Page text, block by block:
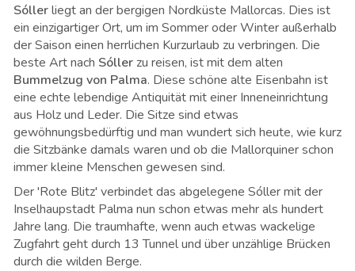
Sóllerliegt an der bergigen Nordküste Mallorcas. Dies ist
ein einzigartiger Ort, um im Sommer oder Winter außerhalb
der Saison einen herrlichen Kurzurlaub zu verbringen. Die
beste Art nach Sóller zu reisen, ist mitdem alten
Bummelzug von Palma. Diese schöne alte Eisenbahn ist
eine echte lebendige Antiquität mit einer Inneneinrichtung
aus Holz und Leder. Die Sitze sind etwas
gewöhnungsbedürftig und man wundert sich heute, wie kurz
die Sitzbänke damals waren und ob die Mallorquiner schon
immer kleine Menschen gewesen sind.
Der 'Rote Blitz' verbindet das abgelegene Sóller mit der
Inselhaupstadt Palma nun schon etwas mehr als hundert
Jahre lang. Die traumhafte, wenn auch etwas wackelige
Zugfahrt geht durch 13 Tunnel und über unzählige Brücken
durch die wilden Berge.